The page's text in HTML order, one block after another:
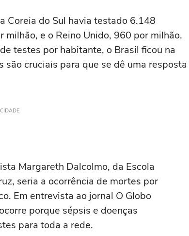
Coreia do Sul havia testado 6.148
e o Reino Unido, 960 por milhão.
testes por habitante, o Brasil ficou na
são cruciais para que se dê uma resposta
Margareth Dalcolmo, da Escola
seria a ocorrência de mortes por
Em entrevista ao jornal O Globo
porque sépsis e doenças
para toda a rede.